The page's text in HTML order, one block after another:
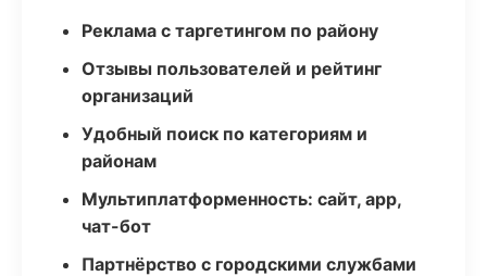
Реклама с таргетингом по району
Отзывы пользователей и рейтинг
организаций
Удобный поиск по категориям и
районам
Мультиплатформенность: сайт, app,
чат-бот
Партнёрство с городскими службами